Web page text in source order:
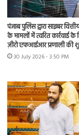
पंजाब पुलिस द्वारा साइबर
के मामलों में त्वरित कार्रवाई के
ज़ीरो एफआईआर प्रणाली
30 July 2026 - 3:50 PM